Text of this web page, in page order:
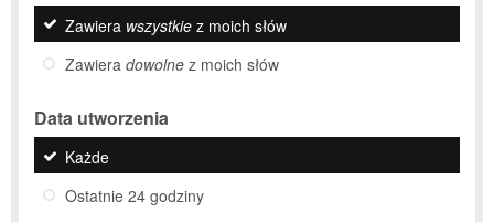
Zawiera wszystkie z moich słów
Zawiera dowolne z moich słów
Data utworzenia
Każde
Ostatnie 24 godziny